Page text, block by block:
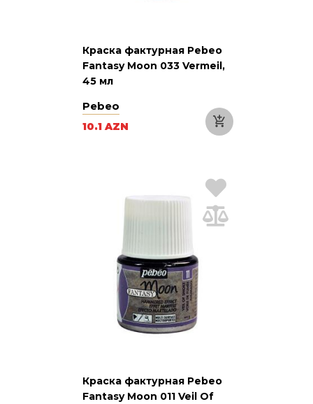
Краска фактурная Pebeo
Fantasy Moon 033 Vermeil,
45 мл
Pebeo
10.1 AZN
Краска фактурная Pebeo
Fantasy Moon 011 Veil Of